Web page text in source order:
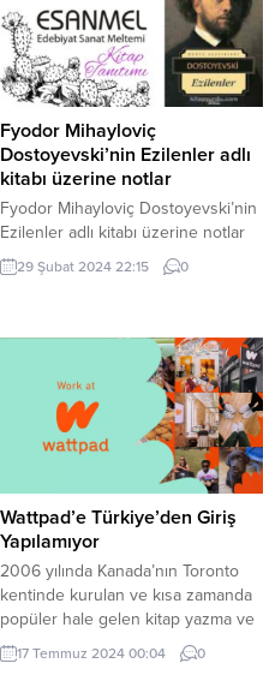
Fyodor Mihayloviç
Dostoyevski’nin Ezilenler adlı
kitabı üzerine notlar
Fyodor Mihayloviç Dostoyevski’nin
Ezilenler adlı kitabı üzerine notlar
Gülzar Ahmedova … “Fakir olmak
günah değil, zengin olup başkasını
uğradıkları haksızlığın üstüne
üstüne gitmekten acı bir zevk
duyarlar.” “Belki en büyük
kahramanlık, insanın hayatta
ikincilikle yetinmesidir.” ” İyi insanlar
karşılık beklemeden yardıma
koşarlar.”...
29 Şubat 2024 22:15 0
Wattpad’e Türkiye’den Giriş
Yapılamıyor
2006 yılında Kanada’nın Toronto
kentinde kurulan ve kısa zamanda
popüler hale gelen kitap yazma ve
okuma sitesi Wattpad’e Türkiye’den
erişim engelledi. Kanada menşeli
17 Temmuz 2024 00:04 0